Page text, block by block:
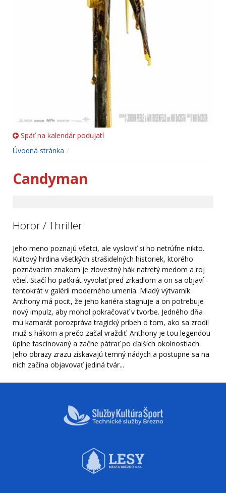
Späť na kalendár podujatí
Úvodná stránka
Candyman
Horor / Thriller
Jeho meno poznajú všetci, ale vysloviť si ho netrúfne nikto.
Kultový hrdina všetkých strašidelných historiek, ktorého
poznávacím znakom je zlovestný hák natretý medom a roj
včiel. Stačí ho päťkrát vyvolať pred zrkadlom a on sa objaví -
tentokrát v galérii moderného umenia. Mladý výtvarník
Anthony má pocit, že jeho kariéra stagnuje a on potrebuje
nový impulz, aby mohol pokračovať v tvorbe. Jedného dňa
mu kamarát porozpráva tragický príbeh o tom, ako sa zrodil
muž s hákom a prečo začal vraždiť. Anthony je tou legendou
úplne fascinovaný a začne pátrať po ďalších okolnostiach.
Jeho obrazy zrazu získavajú temný nádych a postupne sa na
nich začína objavovať jediná tvár...